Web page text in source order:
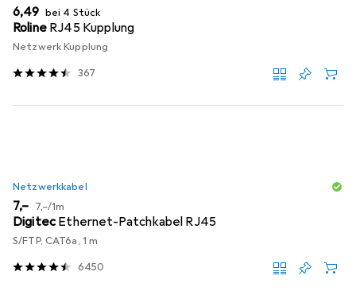
EUR
6,49 bei 4 Stück
Roline RJ45 Kupplung
Netzwerk Kupplung
367
Netzwerkkabel
EUR
7,– EUR
7,–/1m
DigitecEthernet-Patchkabel RJ45
S/FTP, CAT6a, 1 m
6450